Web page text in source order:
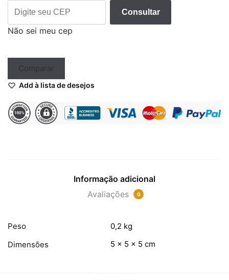
Consultar
Não sei meu cep
Comparar
Add à lista de desejos
Informação adicional
Avaliações
0
Peso
0,2 kg
Dimensões
5 × 5 × 5 cm